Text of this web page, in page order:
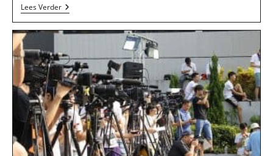
Lees VerderMA
Plus
Terneuzen